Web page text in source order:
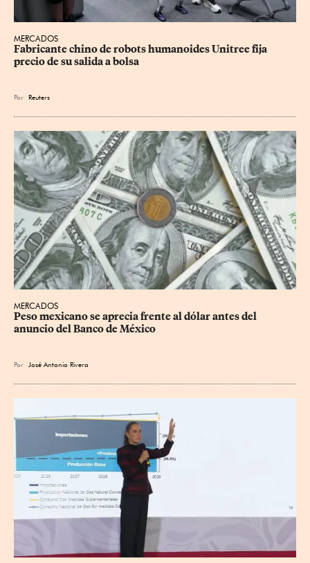
MERCADOS
Fabricante chino de robots humanoides Unitree fija
precio de su salida a bolsa
Por Reuters
MERCADOS
Peso mexicano se aprecia frente al dólar antes del
anuncio del Banco de México
Por José Antonio Rivera